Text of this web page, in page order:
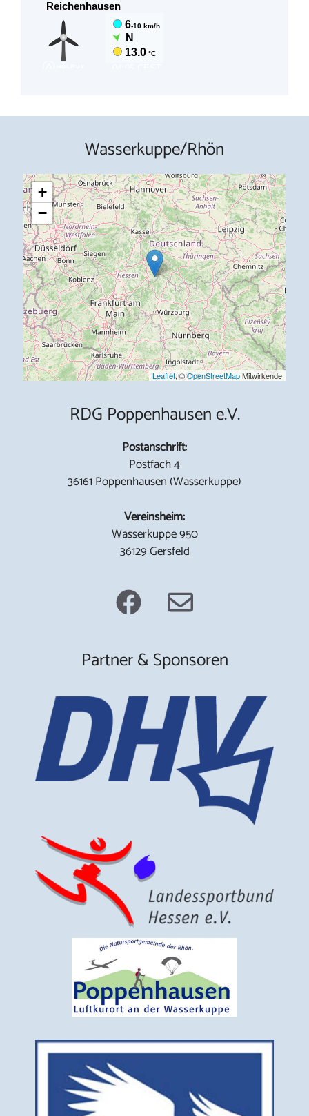
Wasserkuppe/Rhön
+
−
Leaflet, ©OpenStreetMapMitwirkende
RDG Poppenhausen e.V.
Postanschrift:
Postfach 4
36161 Poppenhausen (Wasserkuppe)
Vereinsheim:
Wasserkuppe 950
36129 Gersfeld
Partner & Sponsoren